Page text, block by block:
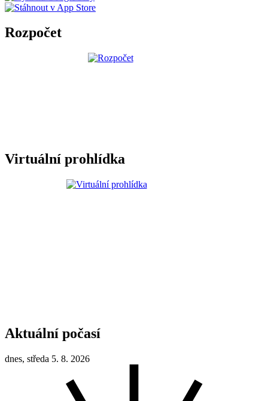
Rozpočet
Virtuální prohlídka
Aktuální počasí
dnes, středa 5. 8. 2026